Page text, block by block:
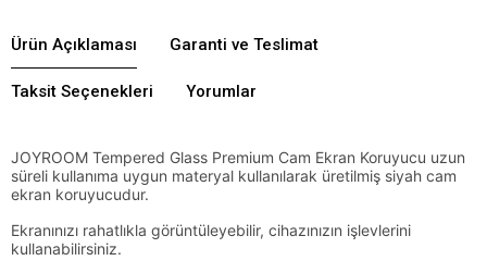
Ürün Açıklaması Garanti ve Teslimat
Taksit Seçenekleri Yorumlar
JOYROOM Tempered Glass Premium Cam Ekran Koruyucu uzun
süreli kullanıma uygun materyal kullanılarak üretilmiş siyah cam
ekran koruyucudur.
Ekranınızı rahatlıkla görüntüleyebilir, cihazınızın işlevlerini
kullanabilirsiniz.